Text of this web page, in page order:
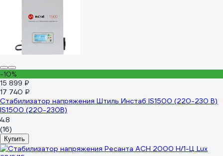
-10%
15 899 ₽
17 740 ₽
Стабилизатор напряжения Штиль Инстаб IS1500 (220-230 В)
IS1500 (220-230В)
4.8
(16)
Купить